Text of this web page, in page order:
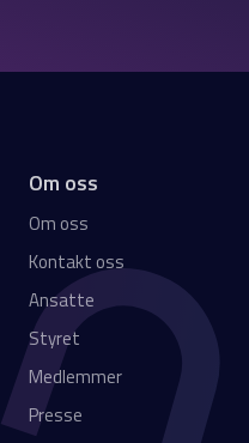
Om oss
Om oss
Kontakt oss
Ansatte
Styret
Medlemmer
Presse